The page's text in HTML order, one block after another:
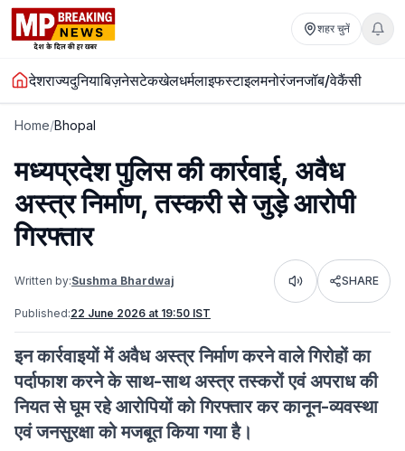
शहर चुनें
देशराज्यदुनियाबिज़नेसटेकखेलधर्मलाइफस्टाइलमनोरंजनजॉब/वेकैंसी
Home/Bhopal
मध्यप्रदेश पुलिस की कार्रवाई, अवैध
अस्त्र निर्माण, तस्करी से जुड़े आरोपी
गिरफ्तार
Written by:Sushma Bhardwaj Listen SHARE
Published:22 June 2026 at 19:50 IST
इन कार्रवाइयों में अवैध अस्त्र निर्माण करने वाले गिरोहों का
पर्दाफाश करने के साथ-साथ अस्त्र तस्करों एवं अपराध की
नियत से घूम रहे आरोपियों को गिरफ्तार कर कानून-व्यवस्था
एवं जनसुरक्षा को मजबूत किया गया है।